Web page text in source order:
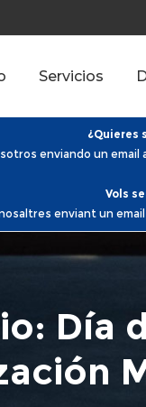
Servicios
¿Quieres
enviando un email
Vols
enviant un
Día